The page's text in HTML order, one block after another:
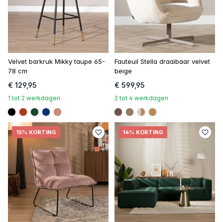
Velvet barkruk Mikky taupe 65-
78 cm
€ 129,95
1 tot 2 werkdagen
#000000
#ac3c17
#154734
#073475
#c98a78
Fauteuil Stella draaibaar velvet
beige
€ 599,95
2 tot 4 werkdagen
#6e5148
#967b6a
linear-gradient(to
#be8957
15% KORTING 14% KORTING